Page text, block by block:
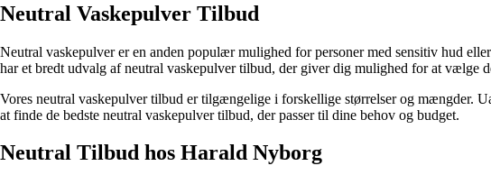
Neutral Vaskepulver Tilbud
Neutral vaskepulver er en anden populær mulighed for personer med sensitiv hud
har et bredt udvalg af neutral vaskepulver tilbud, der giver dig mulighed for at vælge
Vores neutral vaskepulver tilbud er tilgængelige i forskellige størrelser og mængder.
at finde de bedste neutral vaskepulver tilbud, der passer til dine behov og budget.
Neutral Tilbud hos Harald Nyborg